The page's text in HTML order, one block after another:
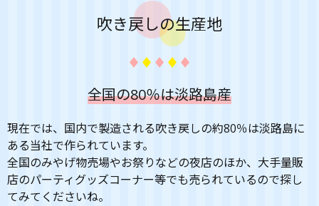
吹き戻しの生産地
全国の80％は淡路島産
現在では、国内で製造される吹き戻しの約80％は淡路島に
ある当社で作られています。
全国のみやげ物売場やお祭りなどの夜店のほか、大手量販
店のパーティグッズコーナー等でも売られているので探し
てみてくださいね。